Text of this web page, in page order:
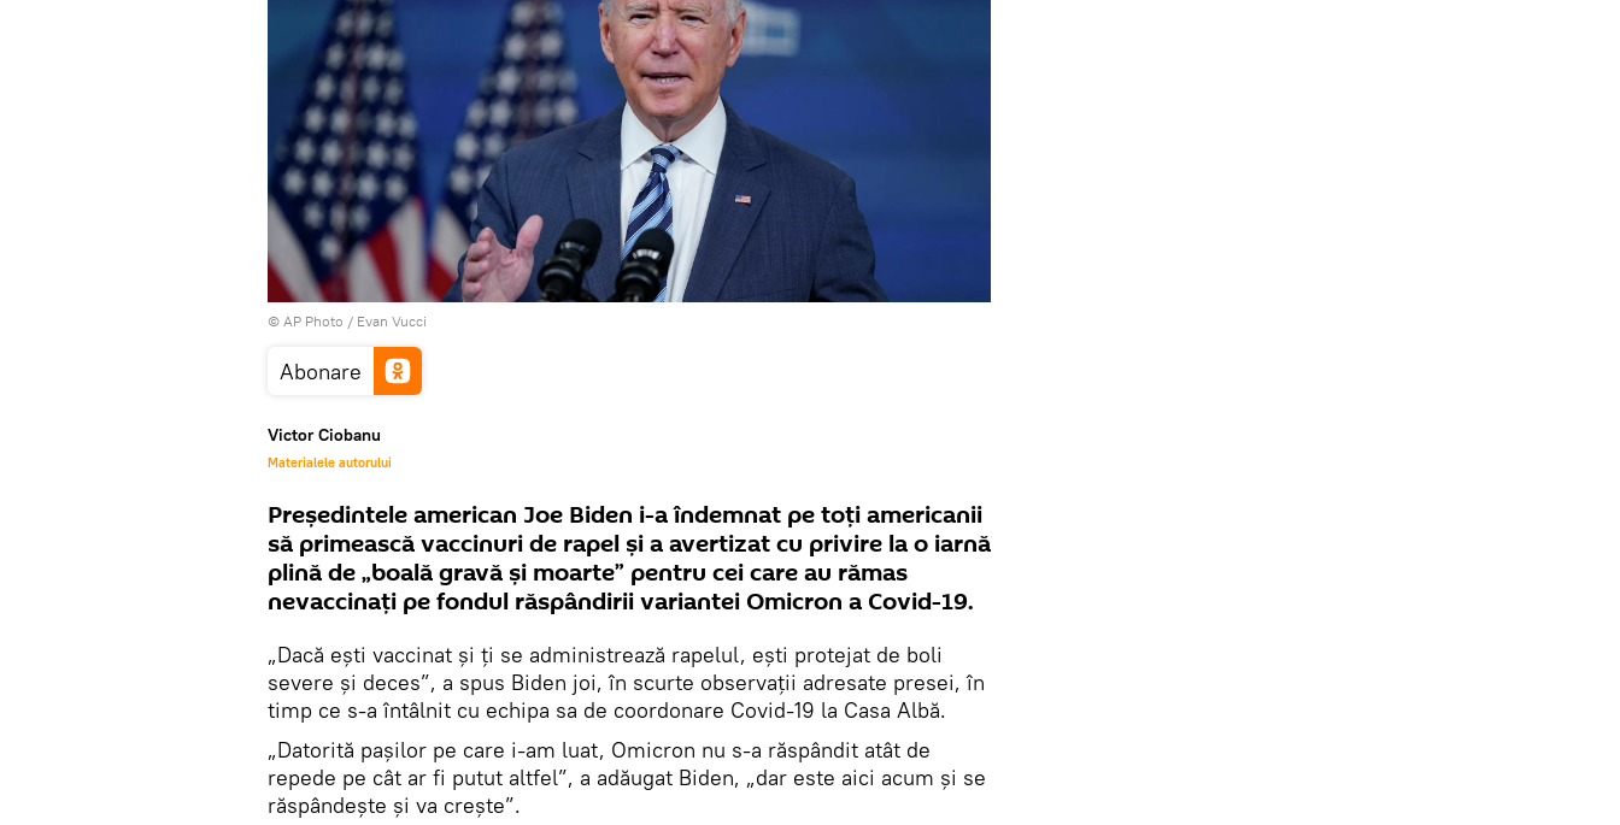
© AP Photo / Evan Vucci
Abonare
Victor Ciobanu
Materialele autorului
Președintele american Joe Biden i-a îndemnat pe toți americanii
să primească vaccinuri de rapel și a avertizat cu privire la o iarnă
plină de „boală gravă și moarte” pentru cei care au rămas
nevaccinați pe fondul răspândirii variantei Omicron a Covid-19.
„Dacă ești vaccinat și ți se administrează rapelul, ești protejat de boli
severe și deces”, a spus Biden joi, în scurte observații adresate presei, în
timp ce s-a întâlnit cu echipa sa de coordonare Covid-19 la Casa Albă.
„Datorită pașilor pe care i-am luat, Omicron nu s-a răspândit atât de
repede pe cât ar fi putut altfel”, a adăugat Biden, „dar este aici acum și se
răspândește și va crește”.